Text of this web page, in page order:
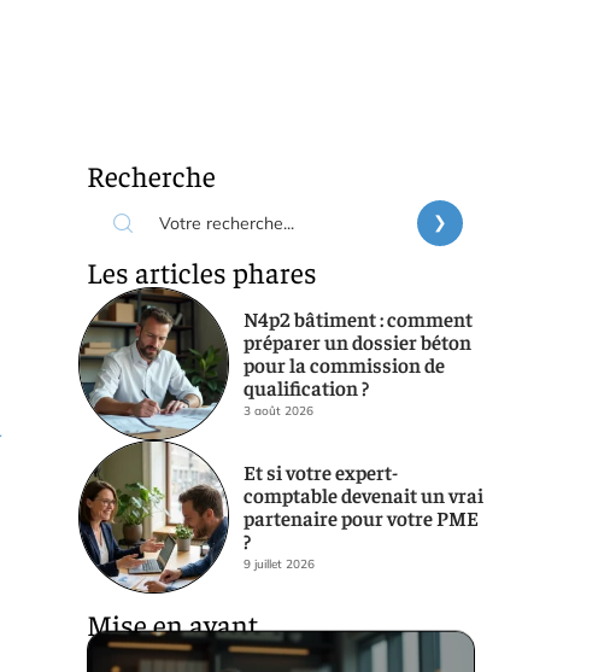
Recherche
Les articles phares
N4p2 bâtiment : comment
préparer un dossier béton
pour la commission de
qualification ?
3 août 2026
Et si votre expert-
comptable devenait un vrai
partenaire pour votre PME
?
9 juillet 2026
Mise en avant